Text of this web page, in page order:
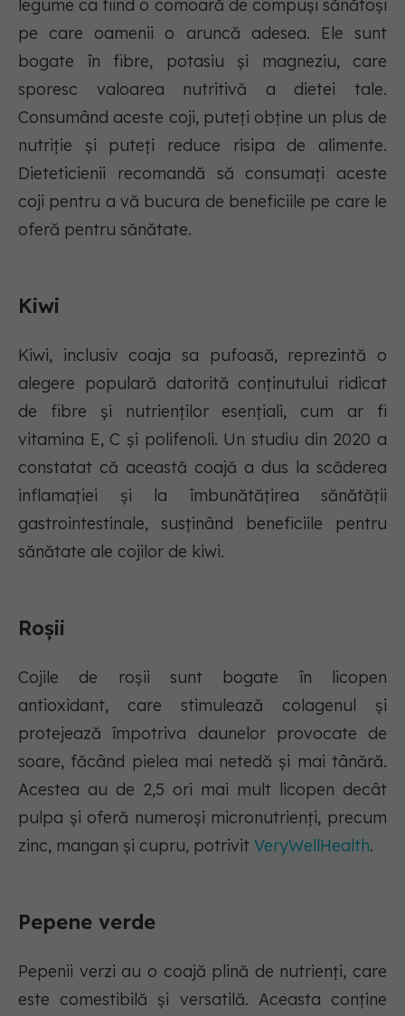
legume ca fiind o comoară de compuși sănătoși
pe care oamenii o aruncă adesea. Ele sunt
bogate în fibre, potasiu și magneziu, care
sporesc valoarea nutritivă a dietei tale.
Consumând aceste coji, puteți obține un plus de
nutriție și puteți reduce risipa de alimente.
Dieteticienii recomandă să consumați aceste
coji pentru a vă bucura de beneficiile pe care le
oferă pentru sănătate.
Kiwi
Kiwi, inclusiv coaja sa pufoasă, reprezintă o
alegere populară datorită conținutului ridicat
de fibre și nutrienților esențiali, cum ar fi
vitamina E, C și polifenoli. Un studiu din 2020 a
constatat că această coajă a dus la scăderea
inflamației și la îmbunătățirea sănătății
gastrointestinale, susținând beneficiile pentru
sănătate ale cojilor de kiwi.
Roșii
Cojile de roșii sunt bogate în licopen
antioxidant, care stimulează colagenul și
protejează împotriva daunelor provocate de
soare, făcând pielea mai netedă și mai tânără.
Acestea au de 2,5 ori mai mult licopen decât
pulpa și oferă numeroși micronutrienți, precum
zinc, mangan și cupru, potrivit VeryWellHealth.
Pepene verde
Pepenii verzi au o coajă plină de nutrienți, care
este comestibilă și versatilă. Aceasta conține